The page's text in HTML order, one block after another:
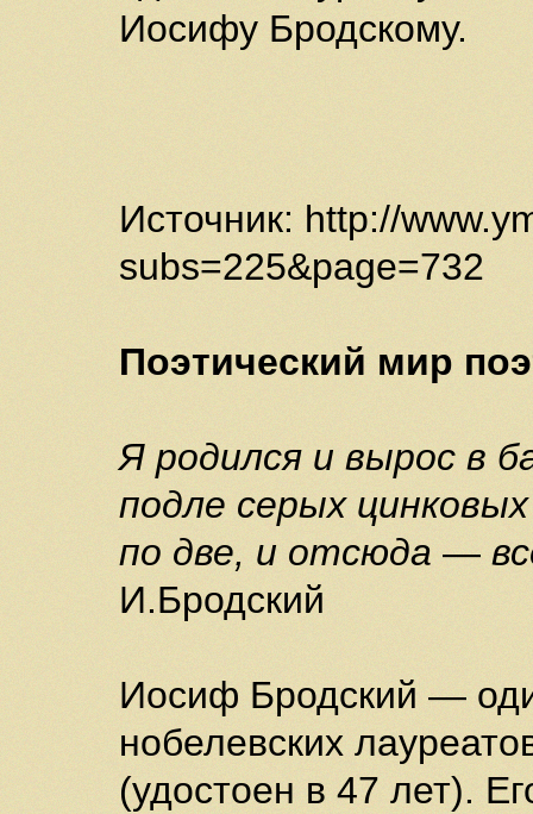
Иосифу Бродскому.
Источник: http://
subs=225&page=732
Поэтический мир
Я родился и вырос в
подле серых
по две, и отсюда —
И.Бродский
Иосиф Бродский —
нобелевских
(удостоен в 47 лет).